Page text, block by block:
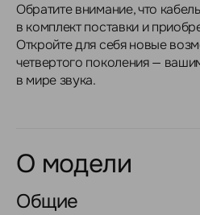
Обратите внимание, что
в комплект поставки и
Откройте для себя новые
четвертого поколения —
в мире звука.
О модели
Общие